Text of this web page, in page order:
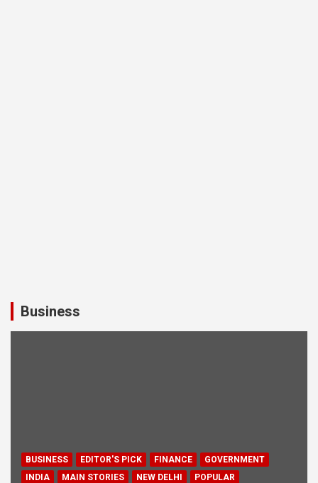
Business
BUSINESS EDITOR'S PICK FINANCE
GOVERNMENT
INDIA
MAIN STORIES NEW DELHI
POPULAR